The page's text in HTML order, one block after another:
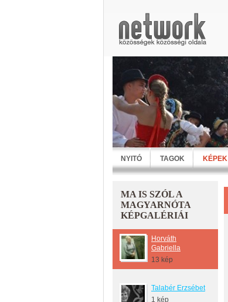
NYITÓ TAGOK KÉPEK
MA IS SZÓL A
MAGYARNÓTA
KÉPGALÉRIÁI
Horváth
Gabriella
13 kép
Talabér Erzsébet
1 kép